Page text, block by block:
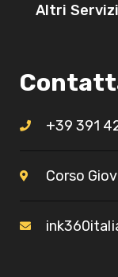
Altri Servizi
+39 391
Corso